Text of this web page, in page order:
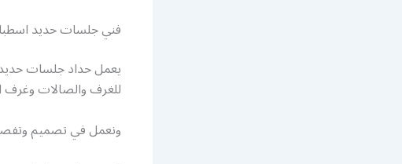
فني جلسات حديد
يعمل حداد جلسات
للغرف والصالات وغرف
ونعمل في تصميم